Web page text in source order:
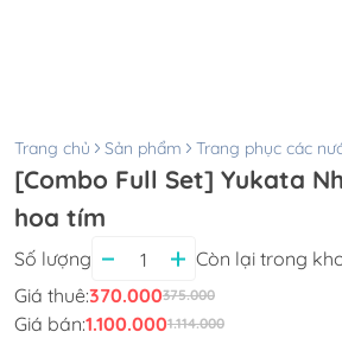
Trang chủ Sản phẩm Trang phục các
[Combo Full Set] Yukata
hoa tím
Số lượng Còn lại trong
Giá thuê:370.000375.000
Giá bán:1.100.0001.114.000